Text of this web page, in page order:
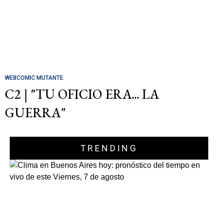
WEBCOMIC MUTANTE
C2 | "TU OFICIO ERA... LA
GUERRA"
TRENDING